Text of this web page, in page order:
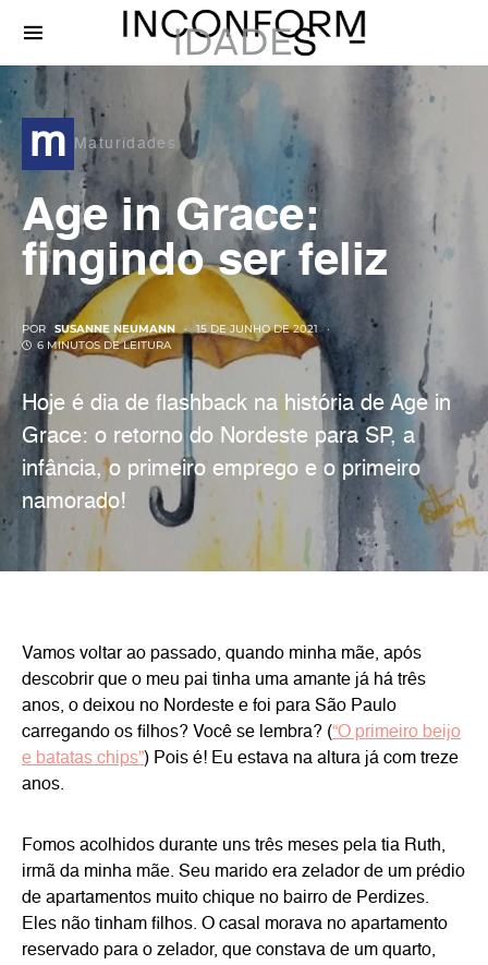
m Maturidades
Age in Grace:
fingindo ser feliz
POR SUSANNE NEUMANN
15 DE JUNHO DE 2021
6 MINUTOS DE LEITURA
Hoje é dia de flashback na história de Age in
Grace: o retorno do Nordeste para SP, a
infância, o primeiro emprego e o primeiro
namorado!
Vamos voltar ao passado, quando minha mãe, após
descobrir que o meu pai tinha uma amante já há três
anos, o deixou no Nordeste e foi para São Paulo
carregando os filhos? Você se lembra? (“O primeiro beijo
e batatas chips”) Pois é! Eu estava na altura já com treze
anos.
Fomos acolhidos durante uns três meses pela tia Ruth,
irmã da minha mãe. Seu marido era zelador de um prédio
de apartamentos muito chique no bairro de Perdizes.
Eles não tinham filhos. O casal morava no apartamento
reservado para o zelador, que constava de um quarto,